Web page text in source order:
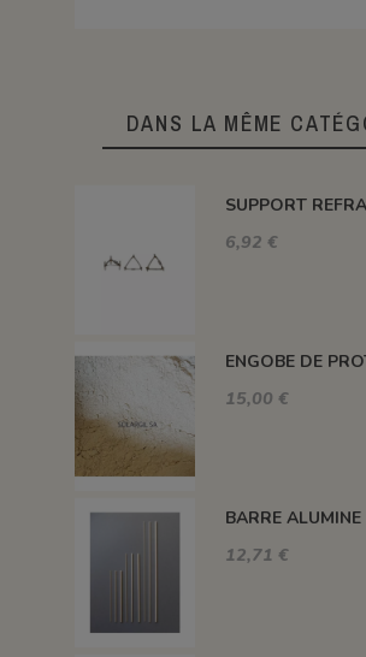
DANS LA MÊME
6,92 €
15,00 €
12,71 €